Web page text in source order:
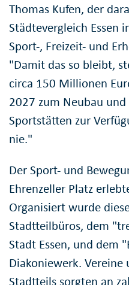
Thomas Kufen, der
Städtevergleich Essen
Sport-, Freizeit- und
"Damit das so bleibt,
circa 150 Millionen
2027 zum Neubau
Sportstätten zur
nie."
Der Sport- und
Ehrenzeller Platz
Organisiert wurde
Stadtteilbüros, dem
Stadt Essen, und dem
Diakoniewerk.
Stadtteils sorgten an